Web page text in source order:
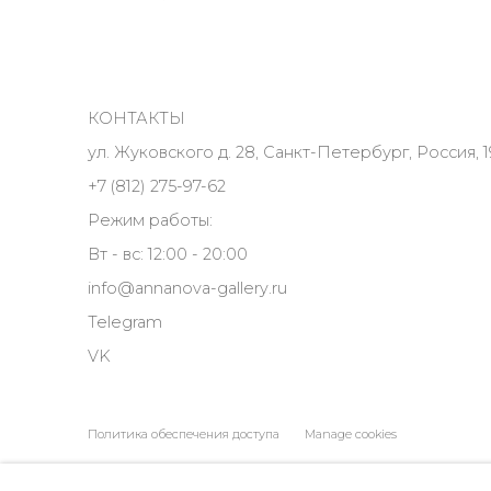
КОНТАКТЫ
ул. Жуковского д. 28, Санкт-Петербург, Россия,
+7 (812) 275-97-62
Режим работы:
Вт - вс: 12:00 - 20:00
info@annanova-gallery.ru
Telegram
VK
Политика обеспечения доступа Manage cookies